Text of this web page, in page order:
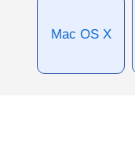
Mac OS X